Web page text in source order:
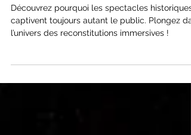
?
Découvrez pourquoi les spectacles historiques